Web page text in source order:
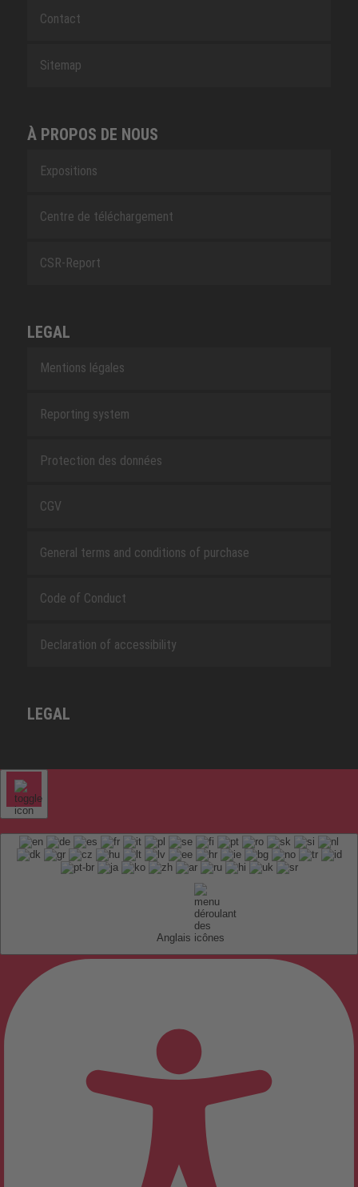
Contact
Sitemap
À PROPOS DE NOUS
Expositions
Centre de téléchargement
CSR-Report
LEGAL
Mentions légales
Reporting system
Protection des données
CGV
General terms and conditions of purchase
Code of Conduct
Declaration of accessibility
LEGAL
Anglais